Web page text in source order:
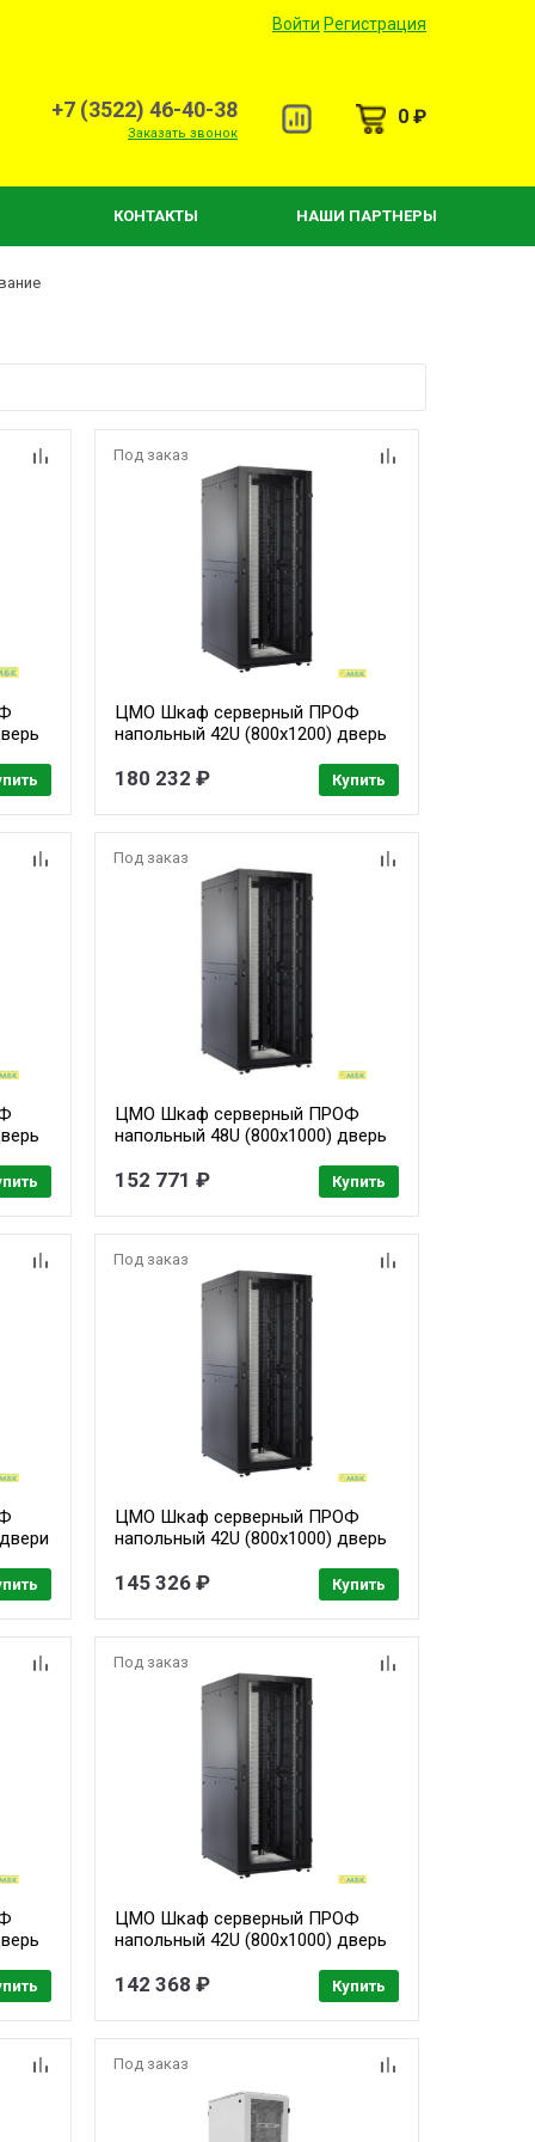
Войти Регистрация
+7 (3522) 46-40-38
Заказать звонок
0 ₽
КОНТАКТЫ НАШИ ПАРТНЕРЫ
Под заказ
ЦМО Шкаф серверный ПРОФ
напольный 42U (800x1200) дверь
перфор., черный, в сборе (ШТК-
СП-42.8.12-48АА-9005) (1
180 232 ₽ Купить
Под заказ
ЦМО Шкаф серверный ПРОФ
напольный 48U (800x1000) дверь
перфор., черный, в сборе (ШТК-
152 771 ₽ Купить
Под заказ
ЦМО Шкаф серверный ПРОФ
напольный 42U (800x1000) дверь
(ШТК-СП-42.8.10-44АА-9005) (1
145 326 ₽ Купить
Под заказ
ЦМО Шкаф серверный ПРОФ
напольный 42U (800x1000) дверь
перфор., черный, в сборе (ШТК-
142 368 ₽ Купить
Под заказ